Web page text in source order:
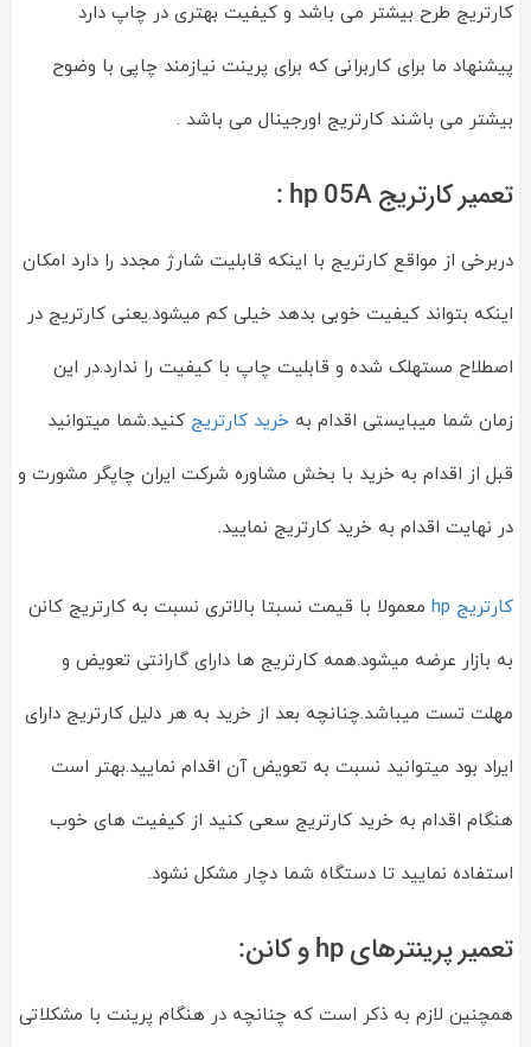
کارتریج طرح بیشتر می باشد و کیفیت بهتری در چاپ دارد
پیشنهاد ما برای کاربرانی که برای پرینت نیازمند چاپی با وضوح
بیشتر می باشند کارتریج اورجینال می باشد .
تعمیر کارتریج hp 05A :
دربرخی از مواقع کارتریج با اینکه قابلیت شارژ مجدد را دارد امکان
اینکه بتواند کیفیت خوبی بدهد خیلی کم میشود.یعنی کارتریج در
اصطلاح مستهلک شده و قابلیت چاپ با کیفیت را ندارد.در این
زمان شما میبایستی اقدام به خرید کارتریج کنید.شما میتوانید
قبل از اقدام به خرید با بخش مشاوره شرکت ایران چاپگر مشورت و
در نهایت اقدام به خرید کارتریج نمایید.
کارتریج hp معمولا با قیمت نسبتا بالاتری نسبت به کارتریج کانن
به بازار عرضه میشود.همه کارتریج ها دارای گارانتی تعویض و
مهلت تست میباشد.چنانچه بعد از خرید به هر دلیل کارتریج دارای
ایراد بود میتوانید نسبت به تعویض آن اقدام نمایید.بهتر است
هنگام اقدام به خرید کارتریج سعی کنید از کیفیت های خوب
استفاده نمایید تا دستگاه شما دچار مشکل نشود.
تعمیر پرینترهای hp و کانن:
همچنین لازم به ذکر است که چنانچه در هنگام پرینت با مشکلاتی